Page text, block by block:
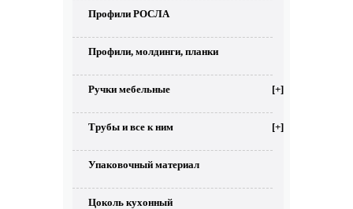
Профили РОСЛА
Профили, молдинги, планки
Ручки мебельные [+]
Трубы и все к ним [+]
Упаковочный материал
Цоколь кухонный